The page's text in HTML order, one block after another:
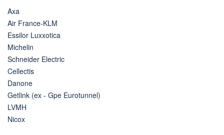
Axa
Air France-KLM
Essilor Luxxotica
Michelin
Schneider Electric
Cellectis
Danone
Getlink (ex - Gpe Eurotunnel)
LVMH
Nicox